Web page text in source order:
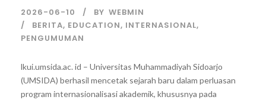
2026-06-10 BY WEBMIN
BERITA, EDUCATION, INTERNASIONAL,
PENGUMUMAN
lkui.umsida.ac. id – Universitas Muhammadiyah Sidoarjo
(UMSIDA) berhasil mencetak sejarah baru dalam perluasan
program internasionalisasi akademik, khususnya pada